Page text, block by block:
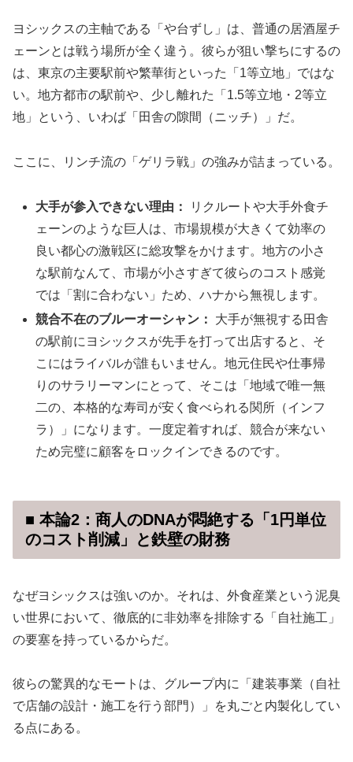
ヨシックスの主軸である「や台ずし」は、普通の居酒屋チ
ェーンとは戦う場所が全く違う。彼らが狙い撃ちにするの
は、東京の主要駅前や繁華街といった「1等立地」ではな
い。地方都市の駅前や、少し離れた「1.5等立地・2等立
地」という、いわば「田舎の隙間（ニッチ）」だ。
ここに、リンチ流の「ゲリラ戦」の強みが詰まっている。
大手が参入できない理由：
リクルートや大手外食チ
ェーンのような巨人は、市場規模が大きくて効率の
良い都心の激戦区に総攻撃をかけます。地方の小さ
な駅前なんて、市場が小さすぎて彼らのコスト感覚
では「割に合わない」ため、ハナから無視します。
競合不在のブルーオーシャン：
大手が無視する田舎
の駅前にヨシックスが先手を打って出店すると、そ
こにはライバルが誰もいません。地元住民や仕事帰
りのサラリーマンにとって、そこは「地域で唯一無
二の、本格的な寿司が安く食べられる関所（インフ
ラ）」になります。一度定着すれば、競合が来ない
ため完璧に顧客をロックインできるのです。
■ 本論2：商人のDNAが悶絶する「1円単位
のコスト削減」と鉄壁の財務
なぜヨシックスは強いのか。それは、外食産業という泥臭
い世界において、徹底的に非効率を排除する「自社施工」
の要塞を持っているからだ。
彼らの驚異的なモートは、グループ内に「建装事業（自社
で店舗の設計・施工を行う部門）」を丸ごと内製化してい
る点にある。